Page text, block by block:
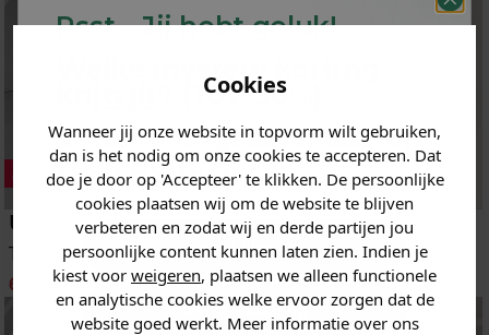
Cookies
Wanneer jij onze website in topvorm wilt gebruiken,
dan is het nodig om onze cookies te accepteren. Dat
doe je door op 'Accepteer' te klikken. De persoonlijke
cookies plaatsen wij om de website te blijven
verbeteren en zodat wij en derde partijen jou
persoonlijke content kunnen laten zien. Indien je
kiest voor weigeren, plaatsen we alleen functionele
en analytische cookies welke ervoor zorgen dat de
website goed werkt. Meer informatie over ons
Under Armour
Trainingspak
69.95
75.00
Guess
Sneakers
101.45 144.95 -30%
Psst... Jij hebt geluk!
Welke mystery
krijg jij? (Tot-30%
Vertel ons waar je naar op
zoek bent. 👇
Heren kleding
Dames kleding